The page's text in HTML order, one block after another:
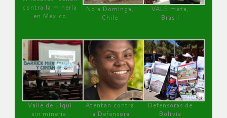
contra la minería
en México
No a Dominga,
Chile
VALE mata,
Brasil
Valle de Elqui
sin minería.
Atentan contra
la Defensora
Defensoras de
Bolivia